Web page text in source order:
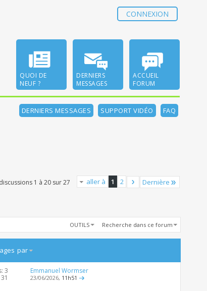
CONNEXION
QUOI DE
NEUF ?
DERNIERS
MESSAGES
ACCUEIL
FORUM
DERNIERS MESSAGES SUPPORT VIDÉO FAQ
aller à 1 2 Dernière
1 à 20 sur 27
OUTILS Recherche dans ce forum
par
3
Emmanuel Wormser
23/06/2026, 11h51